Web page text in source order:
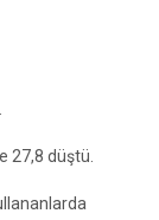
27,8 düştü.